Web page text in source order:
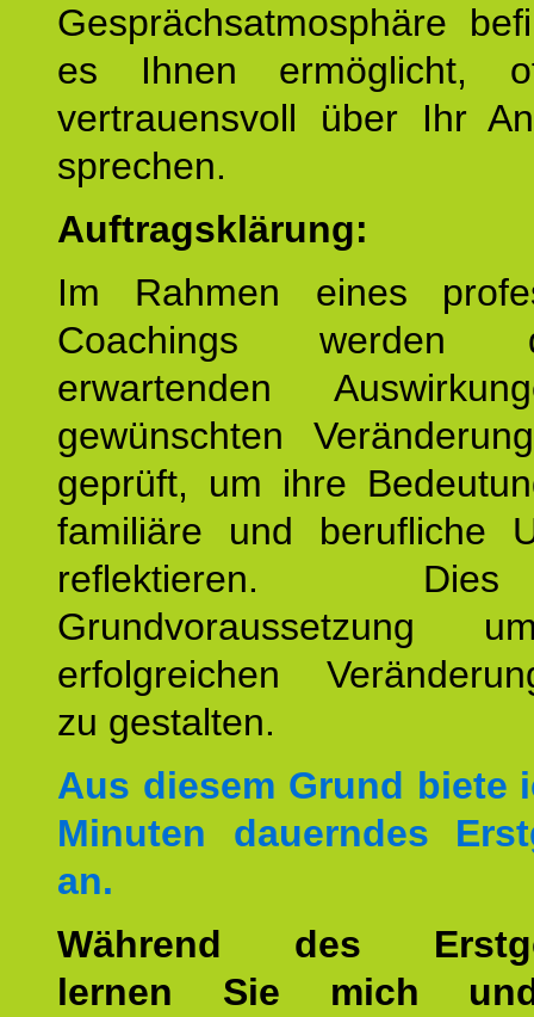
Gesprächsatmosphäre
es Ihnen ermöglicht,
vertrauensvoll über Ihr
sprechen.
Auftragsklärung:
Im Rahmen eines
Coachings
erwartenden
gewünschten
geprüft, um ihre
familiäre und berufliche
reflektieren.
Grundvoraussetzung
erfolgreichen
zu gestalten.
Aus diesem Grund biete
Minuten dauerndes
an.
Während des
lernen Sie mich